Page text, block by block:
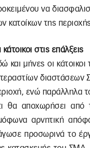
να
κατοίκων της
κάτοικοι στις επάλξεις
και μήνες οι
διαστάσεων
ενώ παράλληλα
θα αποχωρήσει από
αρνητική
προσωρινά το